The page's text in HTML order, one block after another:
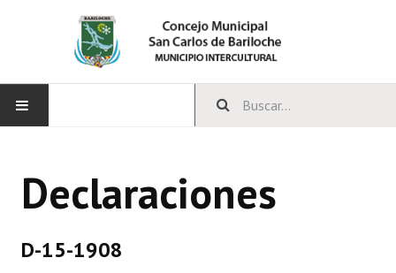
CONCEJO
Declaraciones
D-15-1908